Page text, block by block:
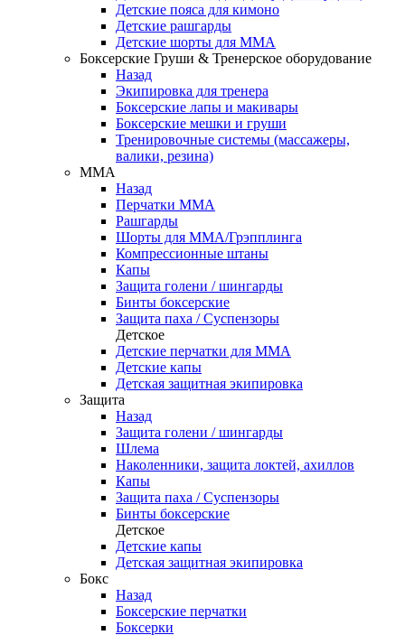
Детские пояса для кимоно
Детские рашгарды
Детские шорты для ММА
Боксерские Груши & Тренерское оборудование
Назад
Экипировка для тренера
Боксерские лапы и макивары
Боксерские мешки и груши
Тренировочные системы (массажеры,
валики, резина)
ММА
Назад
Перчатки ММА
Рашгарды
Шорты для ММА/Грэпплинга
Компрессионные штаны
Капы
Защита голени / шингарды
Бинты боксерские
Защита паха / Суспензоры
Детское
Детские перчатки для ММА
Детские капы
Детская защитная экипировка
Защита
Назад
Защита голени / шингарды
Шлема
Наколенники, защита локтей, ахиллов
Капы
Защита паха / Суспензоры
Бинты боксерские
Детское
Детские капы
Детская защитная экипировка
Бокс
Назад
Боксерские перчатки
Боксерки